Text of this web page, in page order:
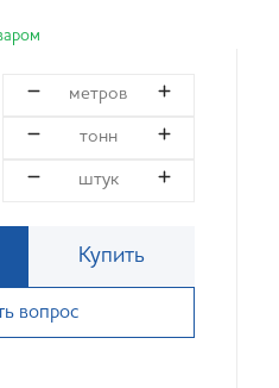
Купить
вопрос